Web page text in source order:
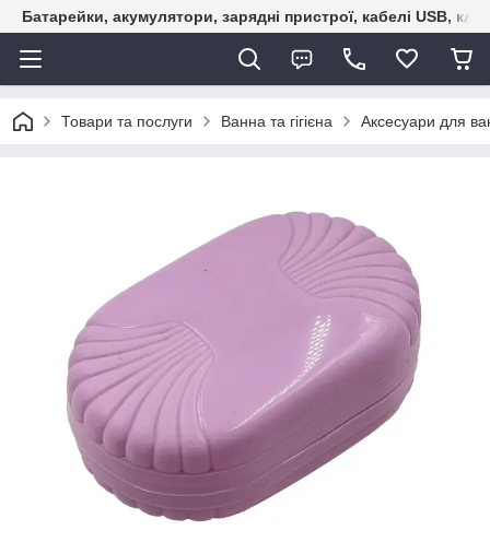
Батарейки, акумулятори, зарядні пристрої, кабелі USB,
Товари та послуги Ванна та гігієна Аксесуари для